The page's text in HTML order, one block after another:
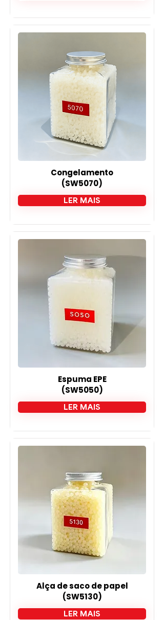
Congelamento
(SW5070)
LER MAIS
Espuma EPE
(SW5050)
LER MAIS
Alça de saco de papel
(SW5130)
LER MAIS